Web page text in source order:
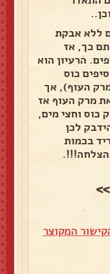
ללא אבקת
כך, אז
נוספים. הרעיון הוא
כוס
מרק העוף), אך
מרק העוף אז
כוס וחצי מים,
לכן
בכמות
>>
המקוצר